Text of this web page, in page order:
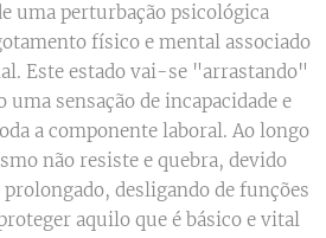
uma perturbação psicológica
físico e mental associado
Este estado vai-se "arrastando"
uma sensação de incapacidade e
a componente laboral. Ao longo
não resiste e quebra, devido
prolongado, desligando de funções
aquilo que é básico e vital